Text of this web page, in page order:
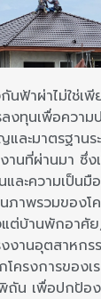
นฟ้าผ่าไม่ใช่เ
งทุนเพื่อควา
ละมาตรฐานร
านที่ผ่านมา ซึ่ง
ละความเป็นมื
ภาพรวมของโ
แต่บ้านพักอาศั
งานอุตสาหกร
โครงการของ
น เพื่อปกป้อง